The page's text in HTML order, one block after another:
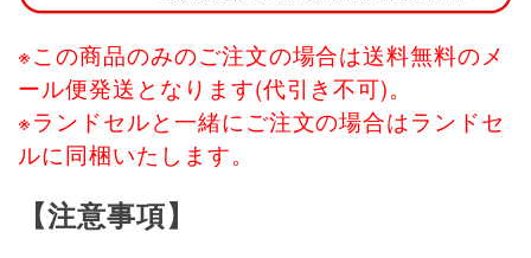
※この商品のみのご注文の場合は送料無料のメ
ール便発送となります(代引き不可)。
※ランドセルと一緒にご注文の場合はランドセ
ルに同梱いたします。
【注意事項】